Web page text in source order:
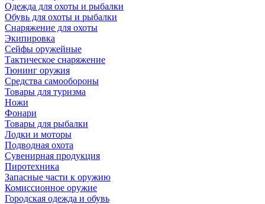
Одежда для охоты и рыбалки
Обувь для охоты и рыбалки
Снаряжение для охоты
Экипировка
Сейфы оружейные
Тактическое снаряжение
Тюнинг оружия
Средства самообороны
Товары для туризма
Ножи
Фонари
Товары для рыбалки
Лодки и моторы
Подводная охота
Сувенирная продукция
Пиротехника
Запасные части к оружию
Комиссионное оружие
Городская одежда и обувь